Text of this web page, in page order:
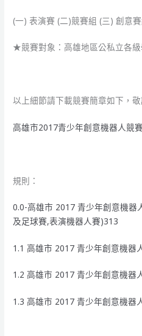
(一) 表演賽 (二)競賽組 (三) 創意
★競賽對象：高雄地區公私立各級
以上細節請下載競賽簡章如下，敬
高雄市2017青少年創意機器人競
規則：
0.0-高雄市 2017 青少年創意機器
及足球賽,表演機器人賽)313
1.1 高雄市 2017 青少年創意機器
1.2 高雄市 2017 青少年創意機器
1.3 高雄市 2017 青少年創意機器